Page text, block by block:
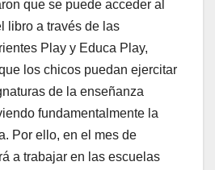
que se puede acceder al
libro a través de las
Play y Educa Play,
los chicos puedan ejercitar
de la enseñanza
fundamentalmente la
Por ello, en el mes de
a trabajar en las escuelas